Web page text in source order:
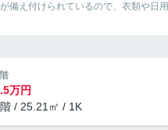
備え付けられているので、衣類や日
万円
/ 25.21㎡ / 1K